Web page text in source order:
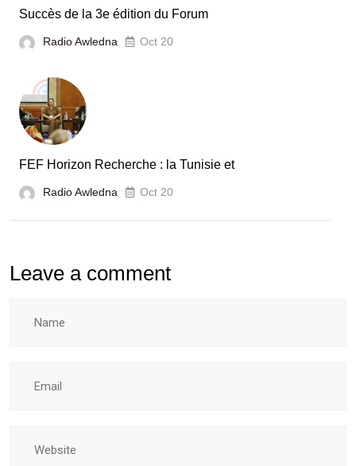
Tunisie
Succès de la 3e édition du Forum
Radio Awledna Oct 20
FEF Horizon Recherche : la Tunisie et
Radio Awledna Oct 20
Leave a comment